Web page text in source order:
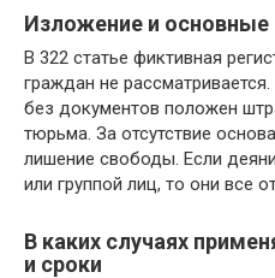
Изложение и
В 322 статье фиктивная
граждан не
без документов положен
тюрьма. За отсутствие
лишение свободы. Если
или группой лиц, то они все
В каких случаях
и сроки